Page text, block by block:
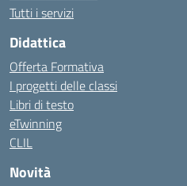
Tutti i servizi
Didattica
Offerta Formativa
I progetti delle classi
Libri di testo
eTwinning
CLIL
Novità